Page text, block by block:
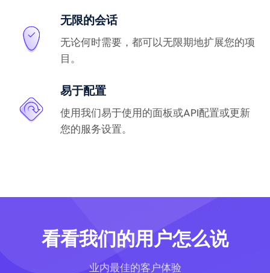
无限的会话
无论何时需要，都可以无限期地扩展您的项
目。
易于配置
使用我们易于使用的面板或API配置或更新
您的服务设置。
看看我们的用户怎么说
业内最佳的客户体验